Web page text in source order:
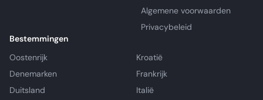
Algemene voorwaarden
Privacybeleid
Bestemmingen
Oostenrijk
Kroatië
Denemarken
Frankrijk
Duitsland
Italië